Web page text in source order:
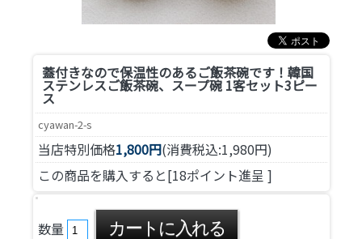
蓋付きなので保温性のあるご飯茶碗です！ 韓国
ステンレスご飯茶碗、スープ碗 1客セット3ピー
ス
cyawan-2-s
当店特別価格1,800円(消費税込:1,980円)
この商品を購入すると[18ポイント進呈 ]
数量